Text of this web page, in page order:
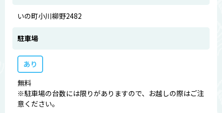
いの町小川柳野2482
駐車場
あり
無料
※駐車場の台数には限りがありますので、お越しの際はご注
意ください。